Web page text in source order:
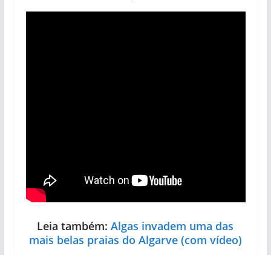
Leia também:Algas invadem uma das
mais belas praias do Algarve (com vídeo)